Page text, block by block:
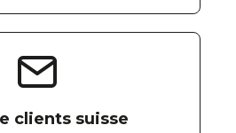
clients suisse